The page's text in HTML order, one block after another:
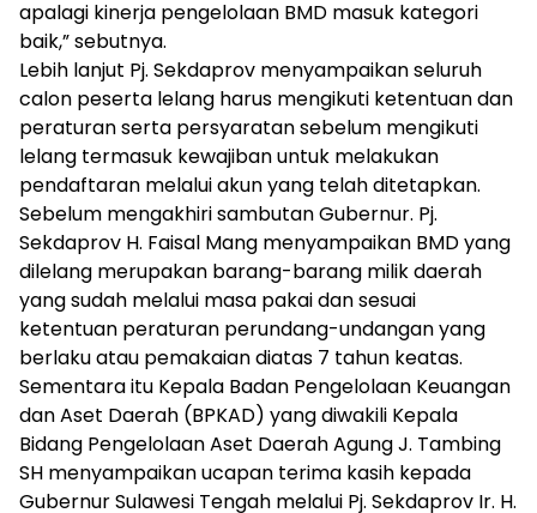
apalagi kinerja pengelolaan BMD masuk kategori
baik,” sebutnya.
Lebih lanjut Pj. Sekdaprov menyampaikan seluruh
calon peserta lelang harus mengikuti ketentuan dan
peraturan serta persyaratan sebelum mengikuti
lelang termasuk kewajiban untuk melakukan
pendaftaran melalui akun yang telah ditetapkan.
Sebelum mengakhiri sambutan Gubernur. Pj.
Sekdaprov H. Faisal Mang menyampaikan BMD yang
dilelang merupakan barang-barang milik daerah
yang sudah melalui masa pakai dan sesuai
ketentuan peraturan perundang-undangan yang
berlaku atau pemakaian diatas 7 tahun keatas.
Sementara itu Kepala Badan Pengelolaan Keuangan
dan Aset Daerah (BPKAD) yang diwakili Kepala
Bidang Pengelolaan Aset Daerah Agung J. Tambing
SH menyampaikan ucapan terima kasih kepada
Gubernur Sulawesi Tengah melalui Pj. Sekdaprov Ir. H.